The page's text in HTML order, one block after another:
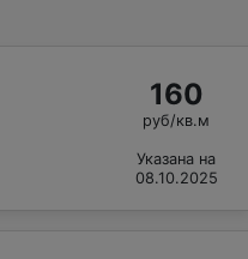
160
руб/кв.м
Указана на
08.10.2025